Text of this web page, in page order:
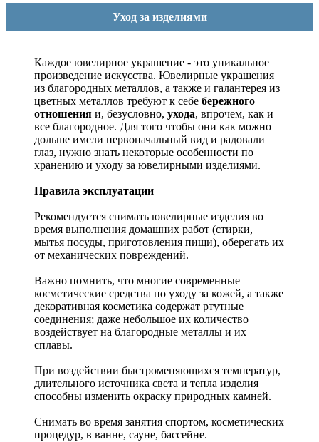
Уход за изделиями
Каждое ювелирное украшение - это уникальное
произведение искусства. Ювелирные украшения
из благородных металлов, а также и галантерея из
цветных металлов требуют к себе бережного
отношения и, безусловно, ухода, впрочем, как и
все благородное. Для того чтобы они как можно
дольше имели первоначальный вид и радовали
глаз, нужно знать некоторые особенности по
хранению и уходу за ювелирными изделиями.
Правила эксплуатации
Рекомендуется снимать ювелирные изделия во
время выполнения домашних работ (стирки,
мытья посуды, приготовления пищи), оберегать их
от механических повреждений.
Важно помнить, что многие современные
косметические средства по уходу за кожей, а также
декоративная косметика содержат ртутные
соединения; даже небольшое их количество
воздействует на благородные металлы и их
сплавы.
При воздействии быстроменяющихся температур,
длительного источника света и тепла изделия
способны изменить окраску природных камней.
Снимать во время занятия спортом, косметических
процедур, в ванне, сауне, бассейне.